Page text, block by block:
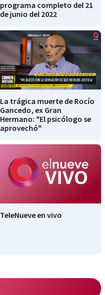
programa completo del 21
de junio del 2022
La trágica muerte de Rocío
Gancedo, ex Gran
Hermano: "El psicólogo se
aprovechó"
TeleNueve en vivo